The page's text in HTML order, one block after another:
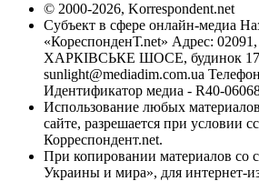
© 2000-2026, Korrespondent.net
Субъект в сфере онлайн-медиа
«КореспонденТ.net» Адрес: 02091,
ХАРКІВСЬКЕ ШОСЕ, будинок
sunlight@mediadim.com.ua
Идентификатор медиа - R40-
Использование любых
сайте, разрешается при условии
Корреспондент.net.
При копировании материалов со
Украины и мира», для интернет-